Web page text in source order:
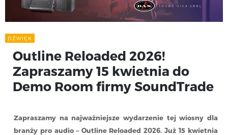
DŹWIĘK
Outline Reloaded 2026!
Zapraszamy 15 kwietnia do
Demo Room firmy SoundTrade
Zapraszamy na najważniejsze wydarzenie tej wiosny dla
branży pro audio – Outline Reloaded 2026. Już 15 kwietnia